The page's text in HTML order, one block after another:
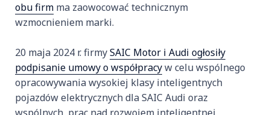
obu firm ma zaowocować technicznym
wzmocnieniem marki.
20 maja 2024 r. firmySAIC Motor i Audi ogłosiły
podpisanie umowy o współpracyw celu wspólnego
opracowywania wysokiej klasy inteligentnych
pojazdów elektrycznych dla SAIC Audi oraz